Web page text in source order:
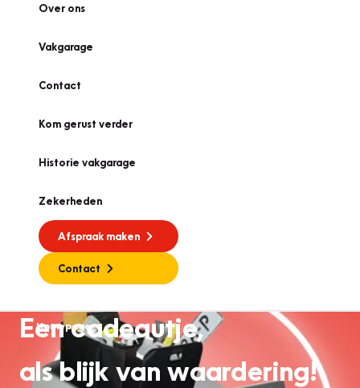
Over ons
Vakgarage
Contact
Kom gerust verder
Historie vakgarage
Zekerheden
Afspraak maken
Contact
Homepage
Een cadeautje,
als blijk van waardering!